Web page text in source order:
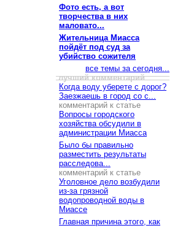
Фото есть, а вот
творчества в них
маловато...
Жительница Миасса
пойдёт под суд за
убийство сожителя
все темы за сегодня...
лучший комментарий
Когда воду уберете с дорог?
Заезжаешь в город со с...
комментарий к статье
Вопросы городского
хозяйства обсудили в
администрации Миасса
Было бы правильно
разместить результаты
расследова...
комментарий к статье
Уголовное дело возбудили
из-за грязной
водопроводной воды в
Миассе
Главная причина этого, как